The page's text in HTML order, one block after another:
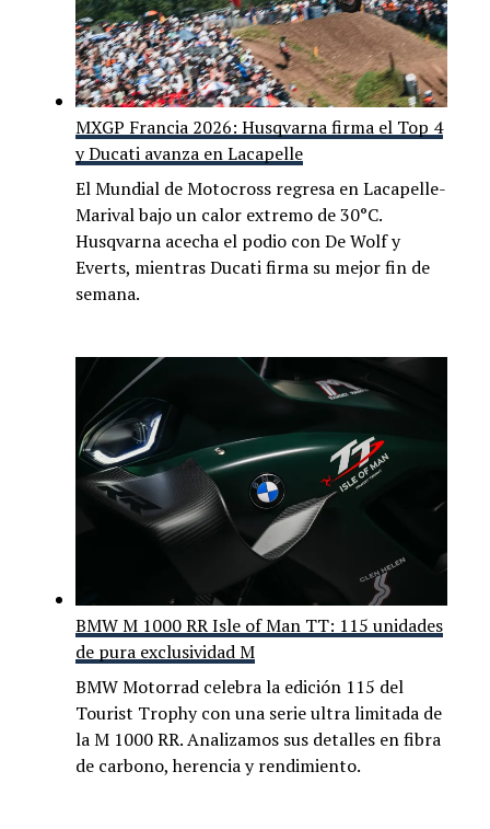
MXGP Francia 2026: Husqvarna firma el Top 4
y Ducati avanza en Lacapelle
El Mundial de Motocross regresa en Lacapelle-
Marival bajo un calor extremo de 30°C.
Husqvarna acecha el podio con De Wolf y
Everts, mientras Ducati firma su mejor fin de
semana.
BMW M 1000 RR Isle of Man TT: 115 unidades
de pura exclusividad M
BMW Motorrad celebra la edición 115 del
Tourist Trophy con una serie ultra limitada de
la M 1000 RR. Analizamos sus detalles en fibra
de carbono, herencia y rendimiento.